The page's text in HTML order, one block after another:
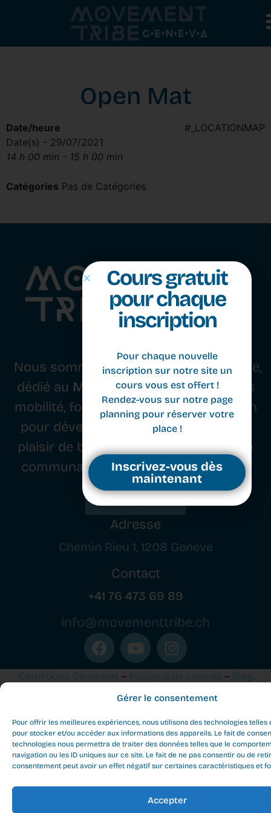
Gérer le consentement
Pour offrir les meilleures expériences, nous utilisons des technologies telles
pour stocker et/ou accéder aux informations des appareils. Le fait de
technologies nous permettra de traiter des données telles que le
navigation ou les ID uniques sur ce site. Le fait de ne pas consentir ou de
consentement peut avoir un effet négatif sur certaines caractéristiques et
Accepter
Open Mat
#_LOCATIONMAP
Date/heure
Date(s) - 29/07/2021
14 h 00 min - 15 h 00 min
Catégories Pas de Catégories
Inscription
Adresse
Chemin Rieu 1, 1208 Geneve
Contact
+41 76 473 69 89
info@movementtribe.ch
Nous sommes un studio basé à Genève,
dédié au Movement. Nous combinons
mobilité, force, équilibre et coordination
pour développer le corps, l’esprit et le
plaisir de bouger, tout en cultivant une
communauté passionnée de movers.
Conditions Générales – Politique de cookies – Blog
Movement Tribe Geneva - All rights reserved ©
Cours gratuit
pour chaque
inscription
Pour chaque nouvelle
inscription sur notre site un
cours vous est offert !
Rendez-vous sur notre page
place !
Inscrivez-vous dès
maintenant